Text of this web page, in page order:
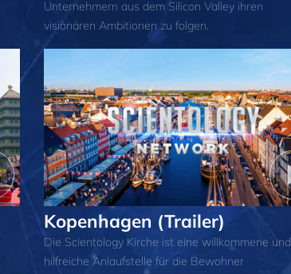
Unternehmern aus dem Silicon Valley ihren
visionären Ambitionen zu folgen.
Kopenhagen (Trailer)
Die Scientology Kirche ist eine willkommene und
hilfreiche Anlaufstelle für die Bewohner